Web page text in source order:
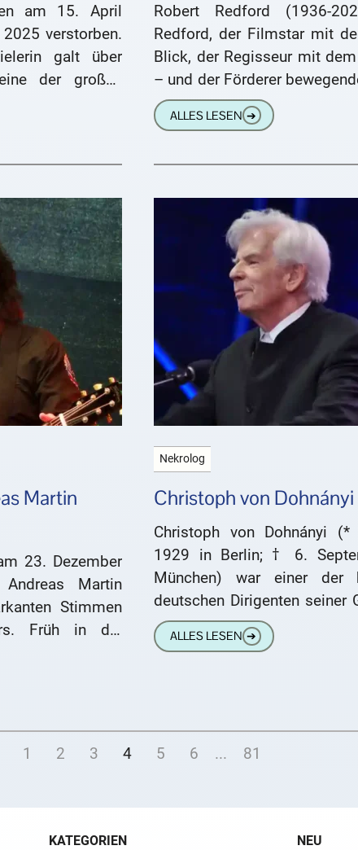
am 15. April
verstorben.
galt über
der großen
Ihren
Robert Redford (1936-
Redford, der Filmstar mit
Blick, der Regisseur mit
– und der Förderer
– ist im Alter von 89
ALLES LESEN ➔
Martin
23. Dezember
Martin
Stimmen
Früh in die
begann er
Nekrolog
Christoph von Dohnányi
Christoph von Dohnányi (*
1929 in Berlin; † 6.
München) war einer der
deutschen Dirigenten seiner
Enkel des Komponisten Ernst
ALLES LESEN ➔
1 2 3 4 5 6 ... 81
KATEGORIEN NEU